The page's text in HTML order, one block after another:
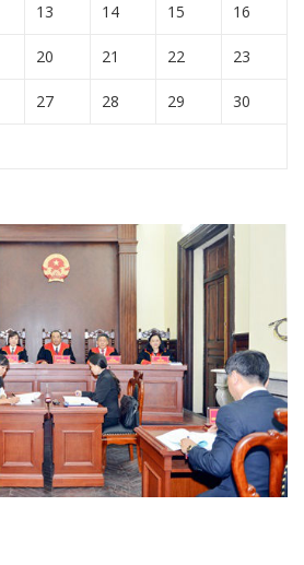
13 14 15 16
20 21 22 23
27 28 29 30